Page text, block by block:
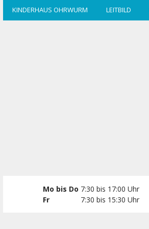
KINDERHAUS OHRWURM LEITBILD
Mo bis Do 7:30 bis 17:00 Uhr
Fr
7:30 bis 15:30 Uhr